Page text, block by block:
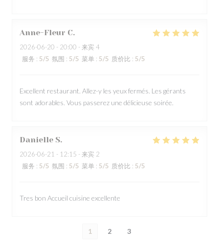
Anne-Fleur C
2026-06-20 - 20:00 - 来宾 4
服务 : 5/5 氛围 : 5/5 菜单 : 5/5 质价比 : 5/5
Excellent restaurant. Allez-y les yeux fermés. Les gérants
sont adorables. Vous passerez une délicieuse soirée.
Danielle S
2026-06-21 - 12:15 - 来宾 2
服务 : 5/5 氛围 : 5/5 菜单 : 5/5 质价比 : 5/5
Tres bon Accueil cuisine excellente
1 2 3